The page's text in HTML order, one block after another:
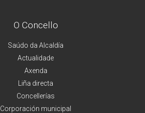
O Concello
Saúdo da Alcaldía
Actualidade
Axenda
Liña directa
Concellerías
Corporación municipal